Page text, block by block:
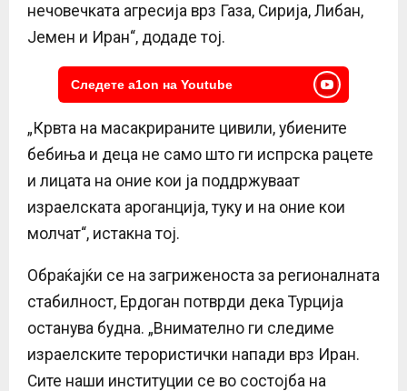
нечовечката агресија врз Газа, Сирија, Либан,
Јемен и Иран“, додаде тој.
Следете a1on на Youtube
„Крвта на масакрираните цивили, убиените
бебиња и деца не само што ги испрска рацете
и лицата на оние кои ја поддржуваат
израелската ароганција, туку и на оние кои
молчат“, истакна тој.
Обраќајќи се на загриженоста за регионалната
стабилност, Ердоган потврди дека Турција
останува будна. „Внимателно ги следиме
израелските терористички напади врз Иран.
Сите наши институции се во состојба на